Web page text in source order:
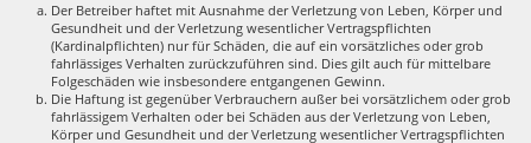
Der Betreiber haftet mit Ausnahme der Verletzung von Leben, Körper und
Gesundheit und der Verletzung wesentlicher Vertragspflichten
(Kardinalpflichten) nur für Schäden, die auf ein vorsätzliches oder grob
fahrlässiges Verhalten zurückzuführen sind. Dies gilt auch für mittelbare
Folgeschäden wie insbesondere entgangenen Gewinn.
Die Haftung ist gegenüber Verbrauchern außer bei vorsätzlichem oder grob
fahrlässigem Verhalten oder bei Schäden aus der Verletzung von Leben,
Körper und Gesundheit und der Verletzung wesentlicher Vertragspflichten